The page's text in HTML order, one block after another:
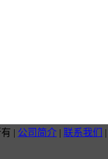
| 公司简介 | 联系我们 |